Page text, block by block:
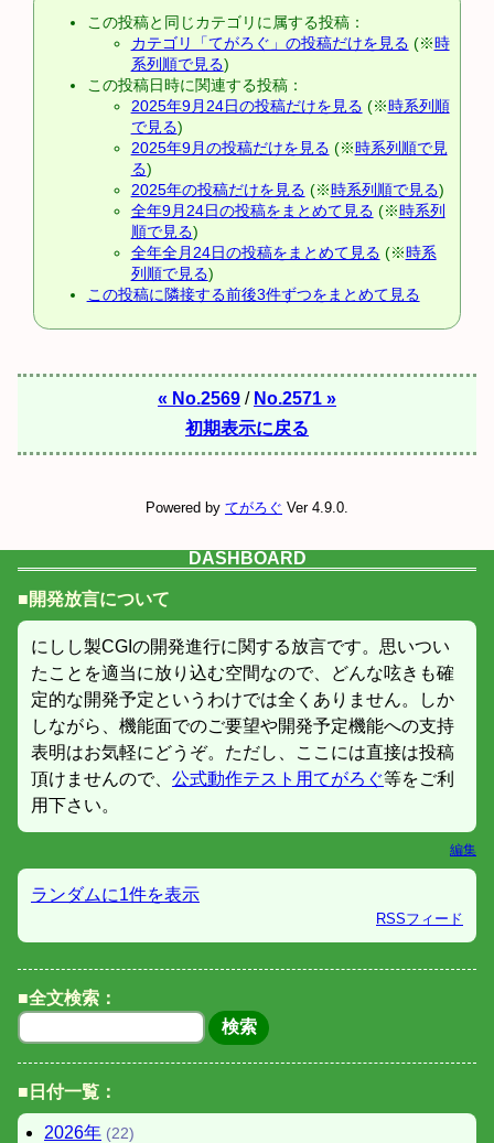
この投稿と同じカテゴリに属する投稿：
カテゴリ「てがろぐ」の投稿だけを見る (※時
系列順で見る)
この投稿日時に関連する投稿：
2025年9月24日の投稿だけを見る (※時系列順
で見る)
2025年9月の投稿だけを見る (※時系列順で見
る)
2025年の投稿だけを見る (※時系列順で見る)
全年9月24日の投稿をまとめて見る (※時系列
順で見る)
全年全月24日の投稿をまとめて見る (※時系
列順で見る)
この投稿に隣接する前後3件ずつをまとめて見る
« No.2569 / No.2571 »
初期表示に戻る
Powered by てがろぐ Ver 4.9.0.
DASHBOARD
■開発放言について
にしし製CGIの開発進行に関する放言です。思いつい
たことを適当に放り込む空間なので、どんな呟きも確
定的な開発予定というわけでは全くありません。しか
しながら、機能面でのご要望や開発予定機能への支持
表明はお気軽にどうぞ。ただし、ここには直接は投稿
頂けませんので、 公式動作テスト用てがろぐ等をご利
用下さい。
編集
ランダムに1件を表示
RSSフィード
■全文検索：
■日付一覧：
2026年 (22)